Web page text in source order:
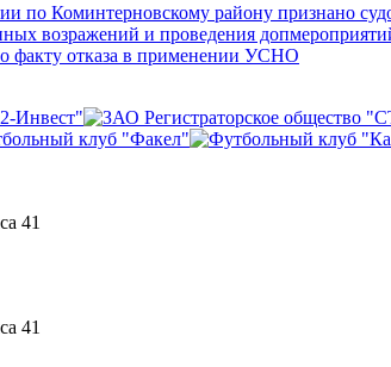
по Коминтерновскому району признано
возражений и проведения
факту отказа в применении УСНО
41
41